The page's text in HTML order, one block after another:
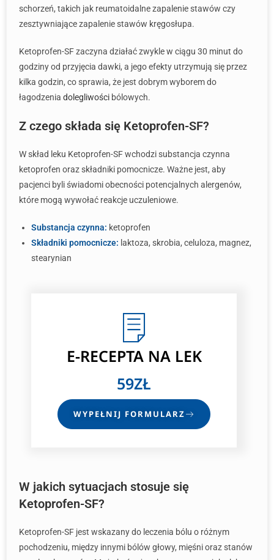
schorzeń, takich jak reumatoidalne zapalenie stawów czy
zesztywniające zapalenie stawów kręgosłupa.
Ketoprofen-SF zaczyna działać zwykle w ciągu 30 minut do
godziny od przyjęcia dawki, a jego efekty utrzymują się przez
kilka godzin, co sprawia, że jest dobrym wyborem do
łagodzenia dolegliwości bólowych.
Z czego składa się Ketoprofen-SF?
W skład leku Ketoprofen-SF wchodzi substancja czynna
ketoprofen oraz składniki pomocnicze. Ważne jest, aby
pacjenci byli świadomi obecności potencjalnych alergenów,
które mogą wywołać reakcje uczuleniowe.
Substancja czynna: ketoprofen
Składniki pomocnicze: laktoza, skrobia, celuloza, magnez,
stearynian
E-RECEPTANA LEK
59ZŁ
WYPEŁNIJ FORMULARZ
W jakich sytuacjach stosuje się
Ketoprofen-SF?
Ketoprofen-SF jest wskazany do leczenia bólu o różnym
pochodzeniu, między innymi bólów głowy, mięśni oraz stanów